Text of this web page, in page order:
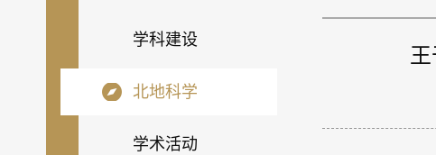
学科建设
北地科学
学术活动
王